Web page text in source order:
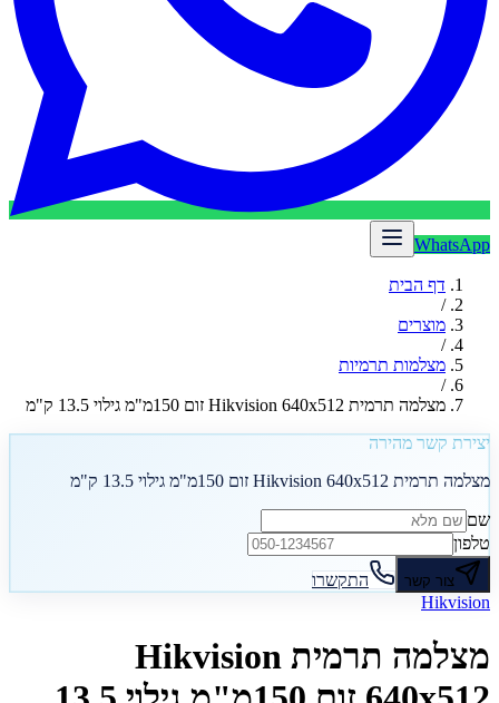
WhatsApp
דף הבית
/
מוצרים
/
מצלמות תרמיות
/
מצלמה תרמית Hikvision 640x512 זום 150מ"מ גילוי 13.5 ק"מ
יצירת קשר מהירה
מצלמה תרמית Hikvision 640x512 זום 150מ"מ גילוי 13.5 ק"מ
שם
טלפון
צור קשר
התקשרו
Hikvision
מצלמה תרמית Hikvision